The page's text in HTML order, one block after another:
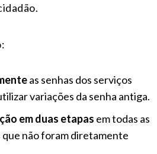
as senhas dos serviços
variações da senha antiga.
em duas etapas em todas as
que não foram diretamente